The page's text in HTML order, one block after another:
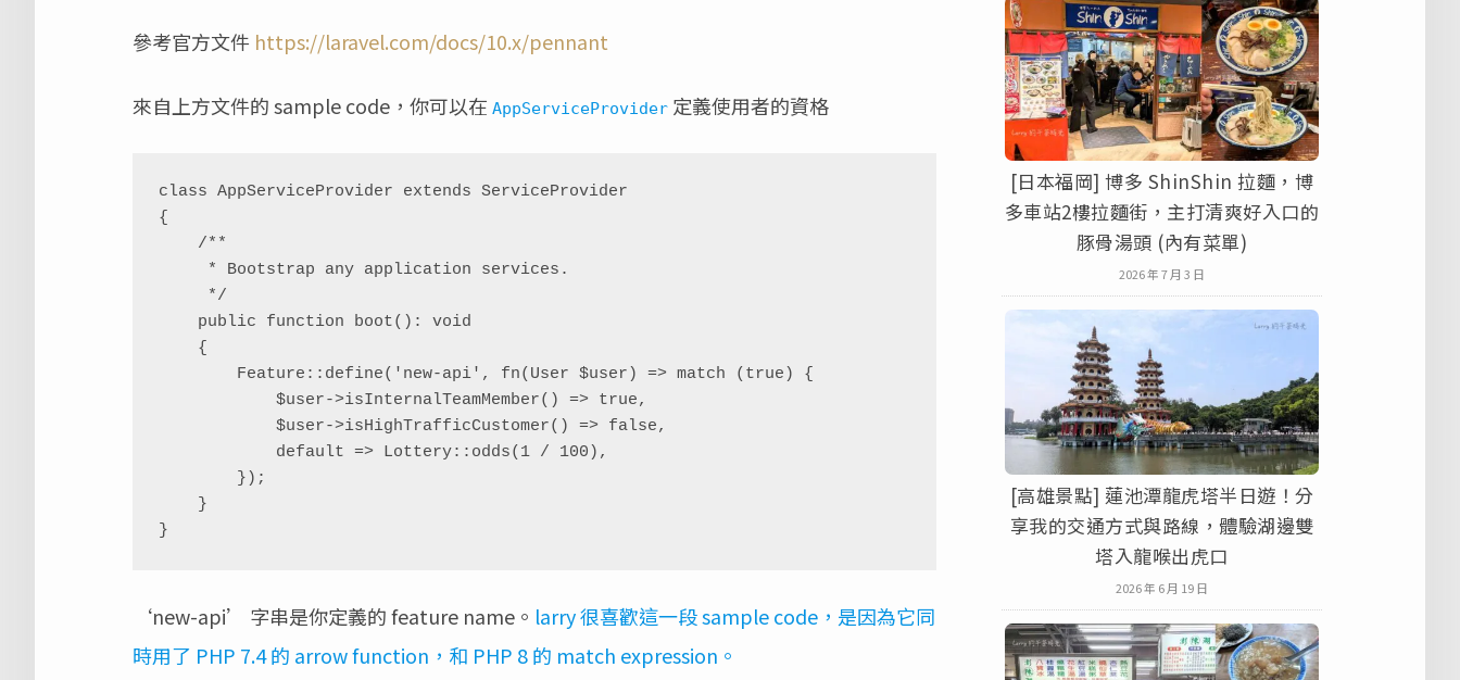
參考官方文件 https://laravel.com/docs/10.x/pennant
來自上方文件的 sample code，你可以在 AppServiceProvider 定義使用者的資格
class AppServiceProvider extends ServiceProvider
{
‘new-api’ 字串是你定義的 feature name。 larry 很喜歡這一段 sample code，是因為它同
時用了 PHP 7.4 的 arrow function，和 PHP 8 的 match expression。
[日本福岡] 博多 ShinShin 拉麵，博
多車站2樓拉麵街，主打清爽好入口的
豚骨湯頭 (內有菜單)
2026 年 7 月 3 日
[高雄景點] 蓮池潭龍虎塔半日遊！分
享我的交通方式與路線，體驗湖邊雙
塔入龍喉出虎口
2026 年 6 月 19 日